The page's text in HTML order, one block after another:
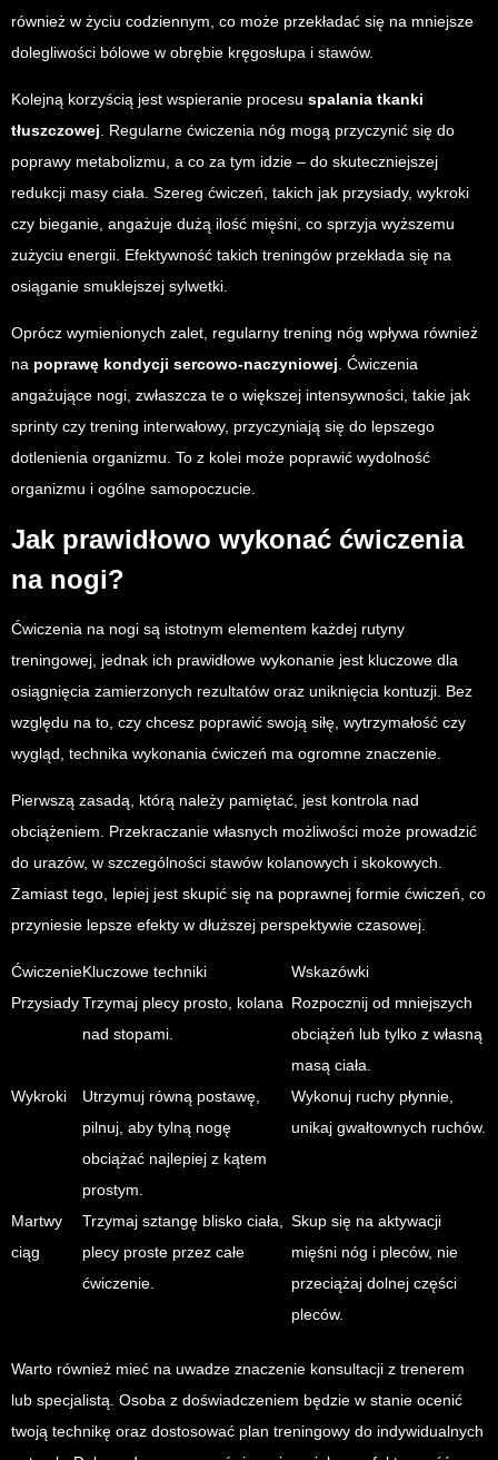
również w życiu codziennym, co może przekładać się na mniejsze
dolegliwości bólowe w obrębie kręgosłupa i stawów.
Kolejną korzyścią jest wspieranie procesu spalania tkanki
tłuszczowej . Regularne ćwiczenia nóg mogą przyczynić się do
poprawy metabolizmu, a co za tym idzie – do skuteczniejszej
redukcji masy ciała. Szereg ćwiczeń, takich jak przysiady, wykroki
czy bieganie, angażuje dużą ilość mięśni, co sprzyja wyższemu
zużyciu energii. Efektywność takich treningów przekłada się na
osiąganie smuklejszej sylwetki.
Oprócz wymienionych zalet, regularny trening nóg wpływa również
na poprawę kondycji sercowo-naczyniowej . Ćwiczenia
angażujące nogi, zwłaszcza te o większej intensywności, takie jak
sprinty czy trening interwałowy, przyczyniają się do lepszego
dotlenienia organizmu. To z kolei może poprawić wydolność
organizmu i ogólne samopoczucie.
Jak prawidłowo wykonać ćwiczenia
na nogi?
Ćwiczenia na nogi są istotnym elementem każdej rutyny
treningowej, jednak ich prawidłowe wykonanie jest kluczowe dla
osiągnięcia zamierzonych rezultatów oraz uniknięcia kontuzji. Bez
względu na to, czy chcesz poprawić swoją siłę, wytrzymałość czy
wygląd, technika wykonania ćwiczeń ma ogromne znaczenie.
Pierwszą zasadą, którą należy pamiętać, jest kontrola nad
obciążeniem. Przekraczanie własnych możliwości może prowadzić
do urazów, w szczególności stawów kolanowych i skokowych.
Zamiast tego, lepiej jest skupić się na poprawnej formie ćwiczeń, co
przyniesie lepsze efekty w dłuższej perspektywie czasowej.
ĆwiczenieKluczowe techniki
Wskazówki
PrzysiadyTrzymaj plecy prosto, kolana
nad stopami.
Rozpocznij od mniejszych
obciążeń lub tylko z własną
masą ciała.
Wykroki
Utrzymuj równą postawę,
pilnuj, aby tylną nogę
obciążać najlepiej z kątem
prostym.
Wykonuj ruchy płynnie,
unikaj gwałtownych ruchów.
Martwy
ciąg
Trzymaj sztangę blisko ciała,
plecy proste przez całe
ćwiczenie.
Skup się na aktywacji
mięśni nóg i pleców, nie
przeciążaj dolnej części
pleców.
Warto również mieć na uwadze znaczenie konsultacji z trenerem
lub specjalistą. Osoba z doświadczeniem będzie w stanie ocenić
twoją technikę oraz dostosować plan treningowy do indywidualnych